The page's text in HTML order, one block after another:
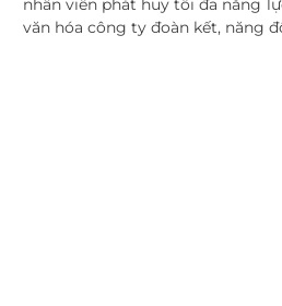
nhân viên phát huy tối đa năng
văn hóa công ty đoàn kết, năng